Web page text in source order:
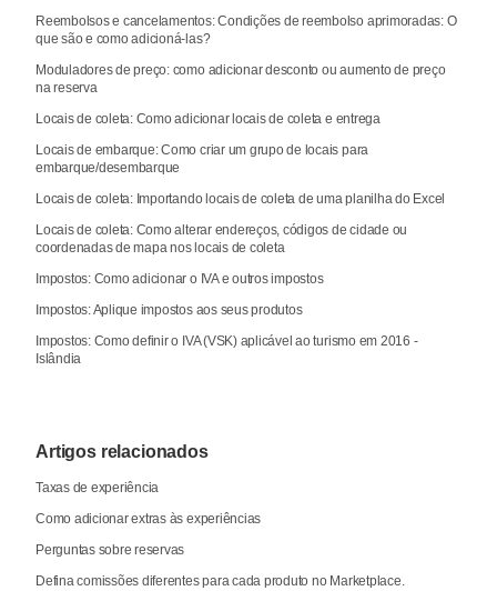
Reembolsos e cancelamentos: Condições de reembolso aprimoradas: O
que são e como adicioná-las?
Moduladores de preço: como adicionar desconto ou aumento de preço
na reserva
Locais de coleta: Como adicionar locais de coleta e entrega
Locais de embarque: Como criar um grupo de locais para
embarque/desembarque
Locais de coleta: Importando locais de coleta de uma planilha do Excel
Locais de coleta: Como alterar endereços, códigos de cidade ou
coordenadas de mapa nos locais de coleta
Impostos: Como adicionar o IVA e outros impostos
Impostos: Aplique impostos aos seus produtos
Impostos: Como definir o IVA (VSK) aplicável ao turismo em 2016 -
Islândia
Artigos relacionados
Taxas de experiência
Como adicionar extras às experiências
Perguntas sobre reservas
Defina comissões diferentes para cada produto no Marketplace.